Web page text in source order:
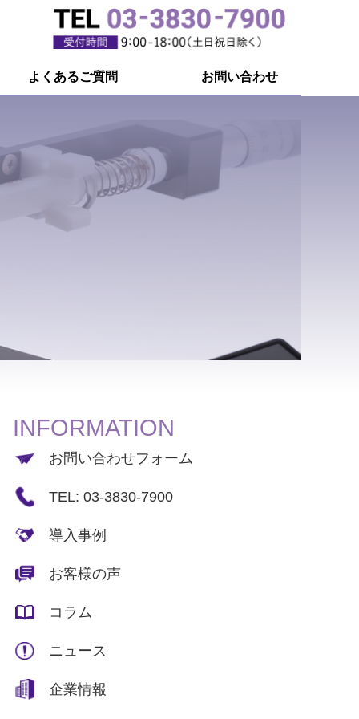
よくあるご質問 お問い合わせ
INFORMATION
お問い合わせフォーム
TEL: 03-3830-7900
導入事例
お客様の声
コラム
ニュース
企業情報